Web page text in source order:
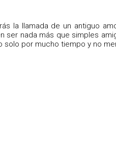
la llamada de un antiguo
ser nada más que simples
solo por mucho tiempo y no